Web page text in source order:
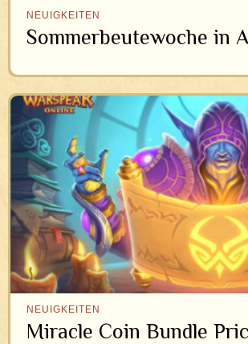
NEUIGKEITEN
Sommerbeutewoche in
NEUIGKEITEN
Miracle Coin Bundle